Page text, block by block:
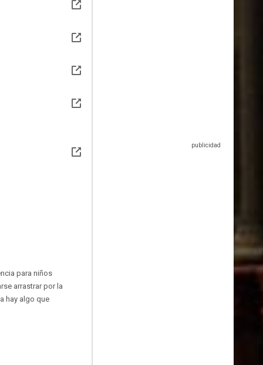
para niños
arrastrar por la
hay algo que